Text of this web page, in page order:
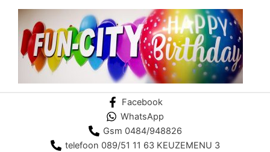
inhoud
Facebook
WhatsApp
Gsm 0484/948826
telefoon 089/51 11 63 KEUZEMENU 3